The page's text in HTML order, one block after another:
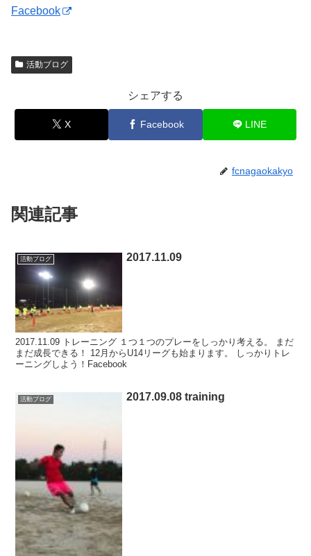
Facebook
活動ブログ
シェアする
X Facebook LINE
fcnagaokakyo
関連記事
活動ブログ 2017.11.09
2017.11.09 トレーニング １つ１つのプレーをしっかり考える。 まだ
まだ成長できる！ 12月からU14リーグも始まります。 しっかりトレ
ーニングしよう！Facebook
活動ブログ 2017.09.08 training